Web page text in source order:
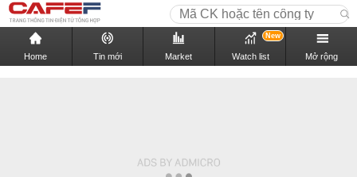
Home Tin mới Market Watch list
New
Mở rộng